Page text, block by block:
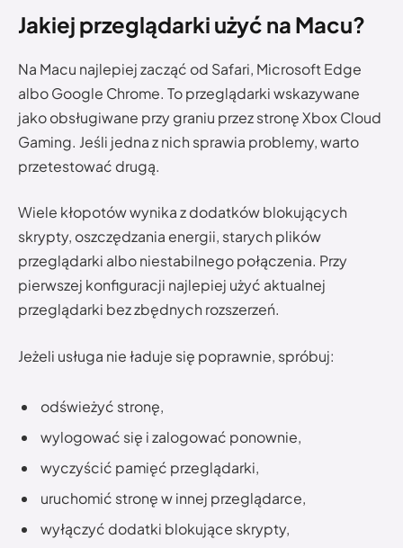
Jakiej przeglądarki użyć na Macu?
Na Macu najlepiej zacząć od Safari, Microsoft Edge
albo Google Chrome. To przeglądarki wskazywane
jako obsługiwane przy graniu przez stronę Xbox Cloud
Gaming. Jeśli jedna z nich sprawia problemy, warto
przetestować drugą.
Wiele kłopotów wynika z dodatków blokujących
skrypty, oszczędzania energii, starych plików
przeglądarki albo niestabilnego połączenia. Przy
pierwszej konfiguracji najlepiej użyć aktualnej
przeglądarki bez zbędnych rozszerzeń.
Jeżeli usługa nie ładuje się poprawnie, spróbuj:
odświeżyć stronę,
wylogować się i zalogować ponownie,
wyczyścić pamięć przeglądarki,
uruchomić stronę w innej przeglądarce,
wyłączyć dodatki blokujące skrypty,